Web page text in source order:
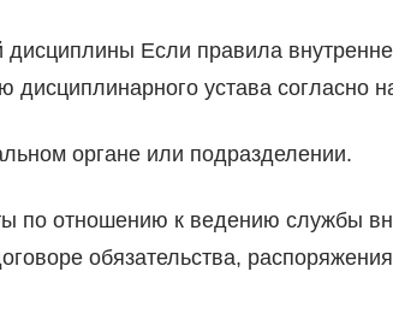
Если правила
устава согласно
органе или подразделении.
по отношению к ведению службы
обязательства,